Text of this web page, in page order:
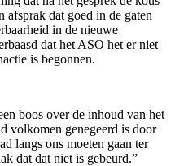
afsprak dat goed in de gaten
in de nieuwe
dat het ASO het er niet
is begonnen.
boos over de inhoud van het
volkomen genegeerd is door
langs ons moeten gaan ter
dat dat niet is gebeurd.”